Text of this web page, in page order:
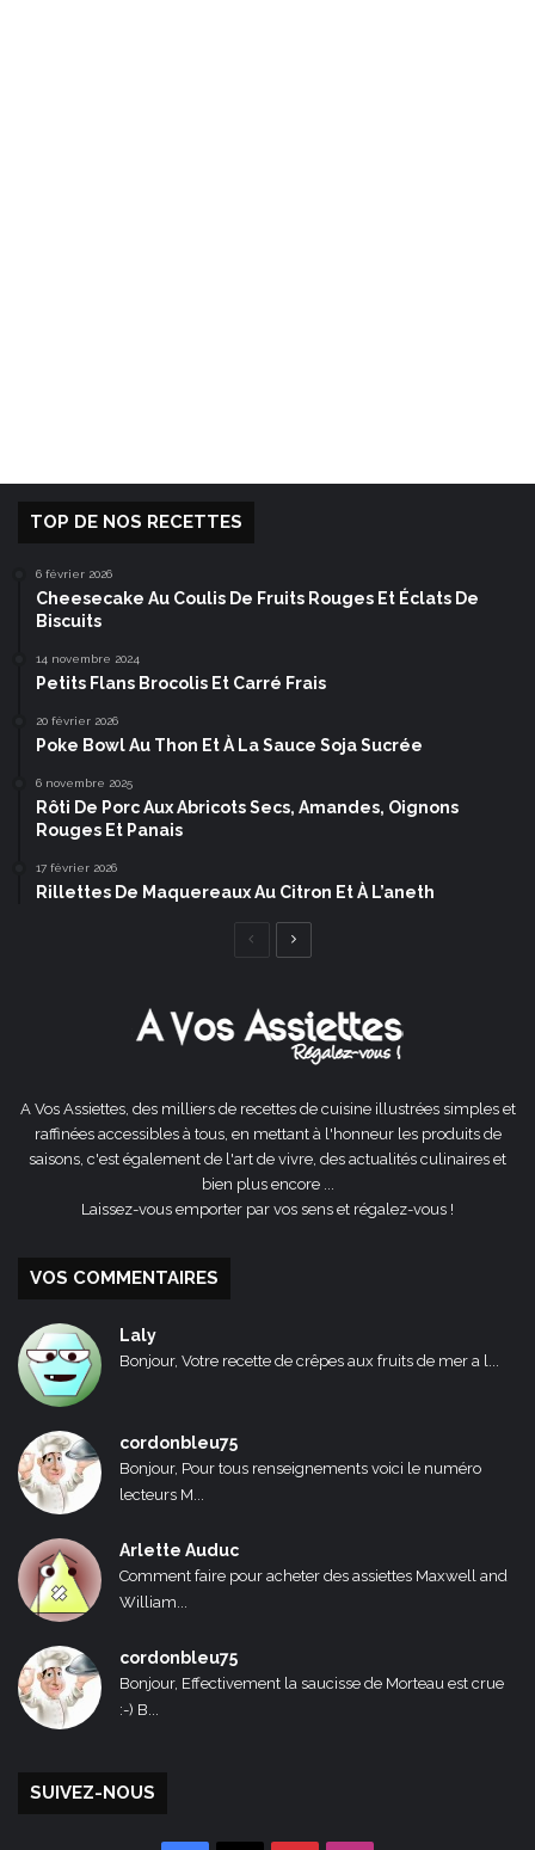
TOP DE NOS RECETTES
6 février 2026
Cheesecake Au Coulis De Fruits Rouges Et Éclats De
Biscuits
14 novembre 2024
Petits Flans Brocolis Et Carré Frais
20 février 2026
Poke Bowl Au Thon Et À La Sauce Soja Sucrée
6 novembre 2025
Rôti De Porc Aux Abricots Secs, Amandes, Oignons
Rouges Et Panais
17 février 2026
Rillettes De Maquereaux Au Citron Et À L’aneth
Page
A Vos Assiettes, des milliers de recettes de cuisine illustrées simples et
raffinées accessibles à tous, en mettant à l'honneur les produits de
saisons, c'est également de l'art de vivre, des actualités culinaires et
bien plus encore ...
Laissez-vous emporter par vos sens et régalez-vous !
VOS COMMENTAIRES
Laly
Bonjour, Votre recette de crêpes aux fruits de mer a l...
cordonbleu75
Bonjour, Pour tous renseignements voici le numéro
lecteurs M...
Arlette Auduc
Comment faire pour acheter des assiettes Maxwell and
William...
cordonbleu75
Bonjour, Effectivement la saucisse de Morteau est crue
:-) B...
SUIVEZ-NOUS